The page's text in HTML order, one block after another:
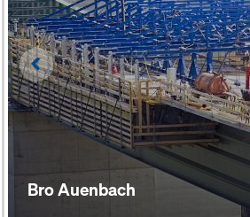
Bro Auenbach
Left